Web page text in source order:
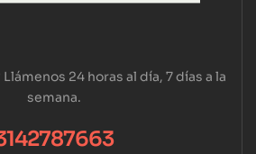
24 horas al día, 7 días a la
semana.